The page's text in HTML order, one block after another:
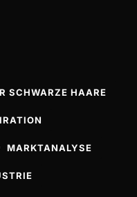
SCHWARZE HAARE
MARKTANALYSE